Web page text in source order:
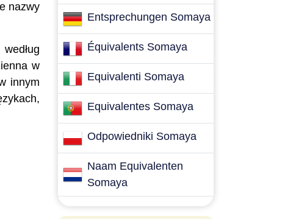
nazwy
w
innym
Entsprechungen Somaya
Équivalents Somaya
Equivalenti Somaya
Equivalentes Somaya
Odpowiedniki Somaya
Naam Equivalenten
Somaya